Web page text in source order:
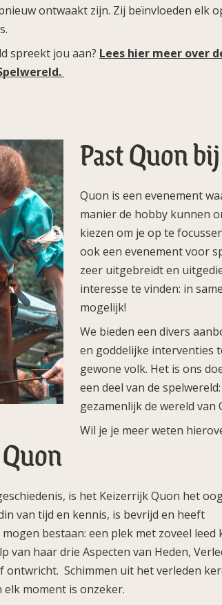
ontwaakt zijn. Zij beïnvloeden elk
spreekt jou aan? Lees hier meer over
Past Quon
Quon is een evenement
manier de hobby kunnen
kiezen om je op te
ook een evenement voor
zeer uitgebreidt en
interesse te vinden: in
mogelijk!
We bieden een divers
en goddelijke interventies
gewone volk. Het is ons
een deel van de
gezamenlijk de wereld van
Wil je je meer weten
is het Keizerrijk Quon het
van tijd en kennis, is bevrijd en heeft
bestaan: een plek met zoveel leed
van haar drie Aspecten van Heden,
ontwricht. Schimmen uit het verleden
moment is onzeker.